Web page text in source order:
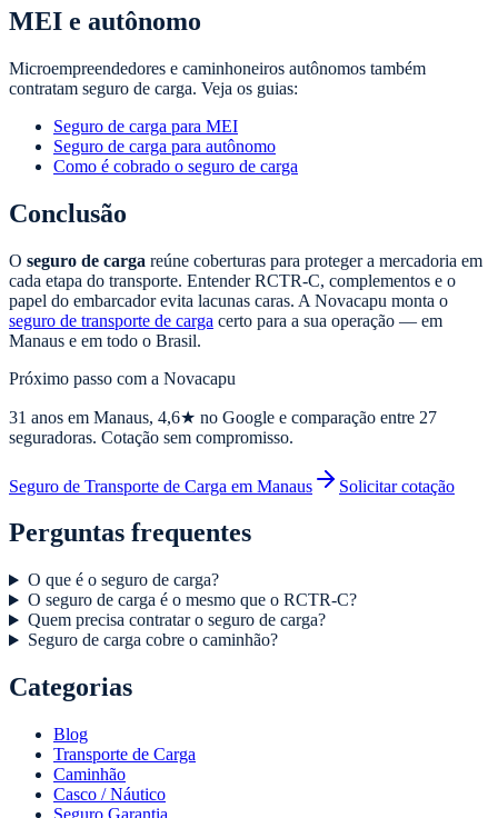
MEI e autônomo
Microempreendedores e caminhoneiros autônomos também
contratam seguro de carga. Veja os guias:
Seguro de carga para MEI
Seguro de carga para autônomo
Como é cobrado o seguro de carga
Conclusão
O seguro de carga reúne coberturas para proteger a mercadoria em
cada etapa do transporte. Entender RCTR-C, complementos e o
papel do embarcador evita lacunas caras. A Novacapu monta o
seguro de transporte de carga certo para a sua operação — em
Manaus e em todo o Brasil.
Próximo passo com a Novacapu
31 anos em Manaus, 4,6★ no Google e comparação entre 27
seguradoras. Cotação sem compromisso.
Seguro de Transporte de Carga em Manaus Solicitar cotação
Perguntas frequentes
O que é o seguro de carga?
O seguro de carga é o mesmo que o RCTR-C?
Quem precisa contratar o seguro de carga?
Seguro de carga cobre o caminhão?
Categorias
Blog
Transporte de Carga
Caminhão
Casco / Náutico